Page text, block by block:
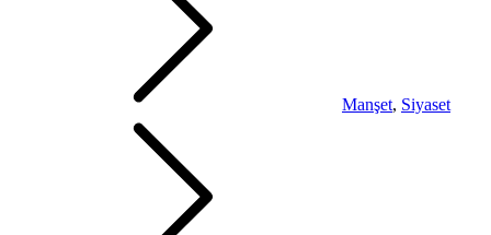
Manşet, Siyaset